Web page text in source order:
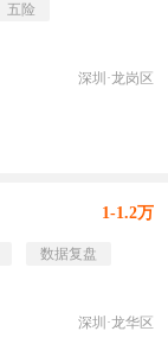
五险
深圳·龙岗区
1-1.2万
数据复盘
深圳·龙华区